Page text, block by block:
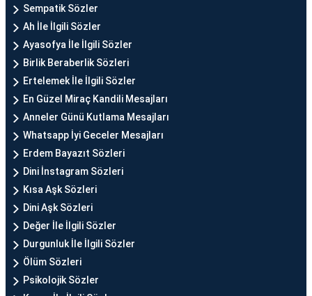
Sempatik Sözler
Ah İle İlgili Sözler
Ayasofya İle İlgili Sözler
Birlik Beraberlik Sözleri
Ertelemek İle İlgili Sözler
En Güzel Miraç Kandili Mesajları
Anneler Günü Kutlama Mesajları
Whatsapp İyi Geceler Mesajları
Erdem Bayazıt Sözleri
Dini İnstagram Sözleri
Kısa Aşk Sözleri
Dini Aşk Sözleri
Değer İle İlgili Sözler
Durgunluk İle İlgili Sözler
Ölüm Sözleri
Psikolojik Sözler